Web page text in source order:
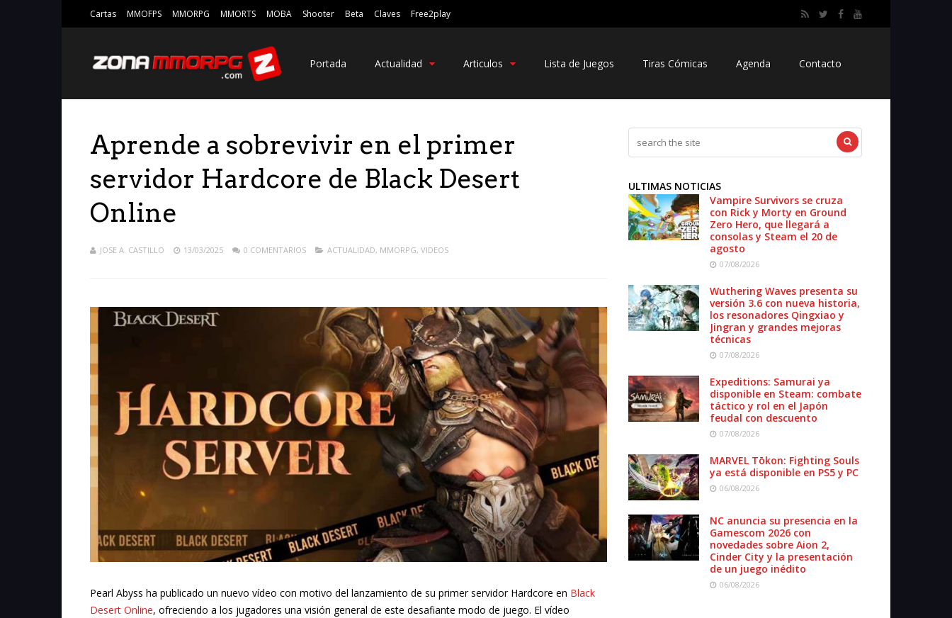
Cartas MMOFPS MMORPG MMORTS MOBA Shooter Beta Claves Free2play
Portada Actualidad Articulos Lista de Juegos Tiras Cómicas Agenda Contacto
Aprende a sobrevivir en el primer
servidor Hardcore de Black Desert
Online
JOSE A. CASTILLO 13/03/2025 0 COMENTARIOS ACTUALIDAD, MMORPG, VIDEOS
Pearl Abyss ha publicado un nuevo vídeo con motivo del lanzamiento de su primer servidor Hardcore en Black
Desert Online, ofreciendo a los jugadores una visión general de este desafiante modo de juego. El vídeo
ULTIMAS NOTICIAS
Vampire Survivors se cruza
con Rick y Morty en Ground
Zero Hero, que llegará a
consolas y Steam el 20 de
agosto
07/08/2026
Wuthering Waves presenta su
versión 3.6 con nueva historia,
los resonadores Qingxiao y
Jingran y grandes mejoras
técnicas
07/08/2026
Expeditions: Samurai ya
disponible en Steam: combate
táctico y rol en el Japón
feudal con descuento
07/08/2026
MARVEL Tōkon: Fighting Souls
ya está disponible en PS5 y PC
06/08/2026
NC anuncia su presencia en la
Gamescom 2026 con
novedades sobre Aion 2,
Cinder City y la presentación
de un juego inédito
06/08/2026